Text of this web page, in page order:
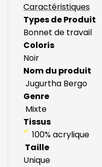
Caractéristiques
Types de Produit
Bonnet de travail
Coloris
Noir
Nom du produit
Jugurtha Bergo
Genre
Mixte
Tissus
100% acrylique
Taille
Unique